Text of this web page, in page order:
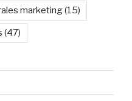
marketing(15)
(47)